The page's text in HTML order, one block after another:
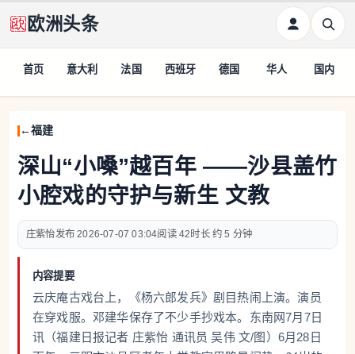
欧洲头条
首页 意大利 法国 西班牙 德国 华人 国内
福建
深山“小嗓”越百年 ——沙县盖竹
小腔戏的守护与新生 文教
庄紫怡 2026-07-07 03:04 42 约 5 分钟
内容提要
云庆庵古戏台上，《杨六郎发兵》剧目热闹上演。演员
在穿戏服。邓建华保存了不少手抄戏本。东南网7月7日
讯（福建日报记者 庄紫怡 通讯员 吴伟 文/图）6月28日